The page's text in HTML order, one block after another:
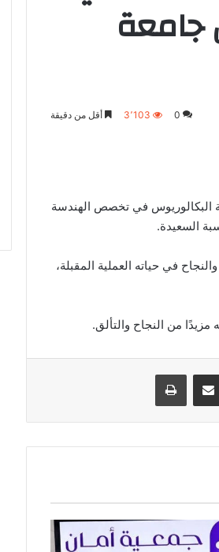
جامعة
0 3٬103 أقل من دقيقة
البكالوريوس في تخصص الهندسة
السعيدة.
في حياته العملية المقبلة،
من النجاح والتألق.
مشاركة عبر البريد طباعة